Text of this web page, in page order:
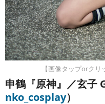
【画像タップorクリ
申鶴『原神』／玄
nko_cosplay）